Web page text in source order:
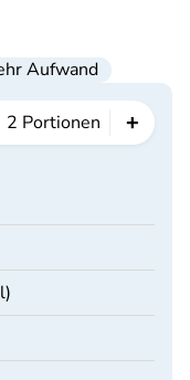
Aufwand
2 Portionen +